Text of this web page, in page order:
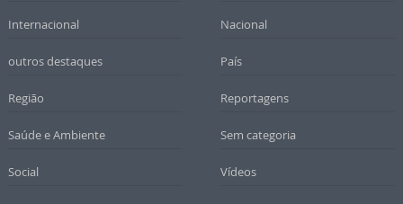
Internacional Nacional
outros destaques País
Região Reportagens
Saúde e Ambiente Sem categoria
Social Vídeos